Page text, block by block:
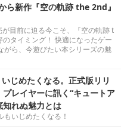
ら新作『空の軌跡 the 2nd』
が目前に迫る今こそ、『空の軌跡 t
タイミング！ 快適になったゲー
がら、今遊びたい本シリーズの魅
じめたくなる。正式版リリ
レイヤーに訊く“キュートア
知れぬ魅力とは
いじめたくなる！